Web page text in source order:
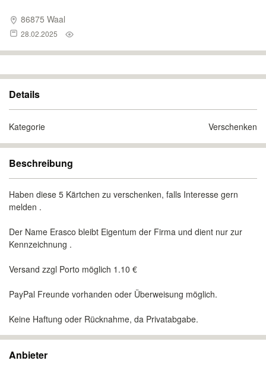
86875 Waal
28.02.2025
Details
Kategorie Verschenken
Beschreibung
Haben diese 5 Kärtchen zu verschenken, falls Interesse gern
melden .
Der Name Erasco bleibt Eigentum der Firma und dient nur zur
Kennzeichnung .
Versand zzgl Porto möglich 1.10 €
PayPal Freunde vorhanden oder Überweisung möglich.
Keine Haftung oder Rücknahme, da Privatabgabe.
Anbieter